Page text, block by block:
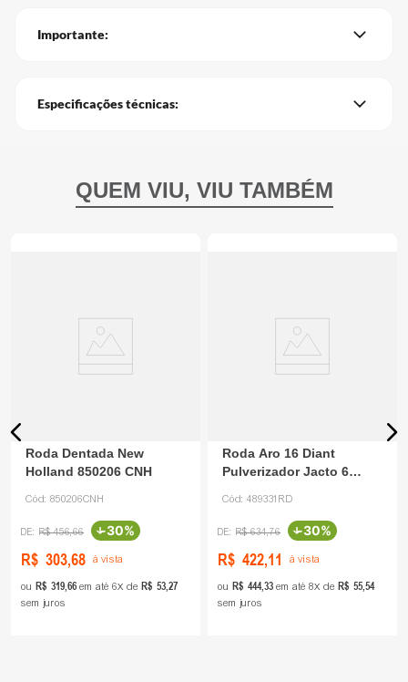
Importante:
Especificações técnicas:
Roda Dentada New
Holland 850206 CNH
Cód: 850206CNH
R$ 456,66 -30%
R$ 303,68 à vista
ou R$ 31966 em até 6 de R$ 5327
sem juros
Roda Aro 16 Diant
Pulverizador Jacto 6
Cód:489331RD
R$ 634,76 -30%
R$ 422,11 à vista
ou R$ 444,33 em até 8 de R$ 5554
sem juros